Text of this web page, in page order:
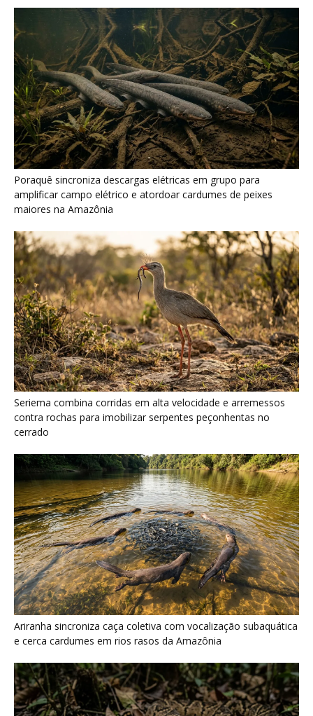
Poraquê sincroniza descargas elétricas em grupo para
amplificar campo elétrico e atordoar cardumes de peixes
maiores na Amazônia
Seriema combina corridas em alta velocidade e arremessos
contra rochas para imobilizar serpentes peçonhentas no
cerrado
Ariranha sincroniza caça coletiva com vocalização subaquática
e cerca cardumes em rios rasos da Amazônia